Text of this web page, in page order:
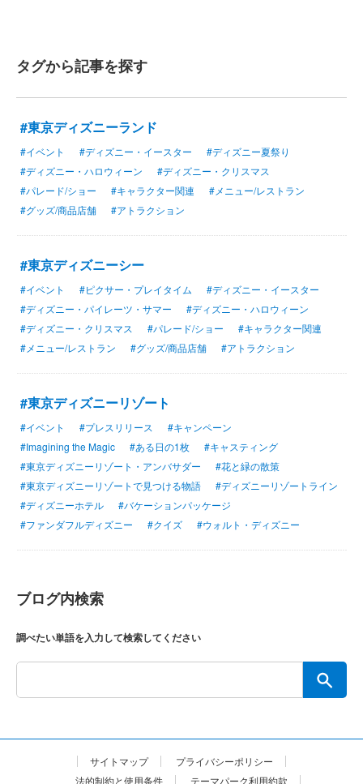
タグから記事を探す
#東京ディズニーランド
#イベント #ディズニー・イースター
#ディズニー夏祭り
#ディズニー・ハロウィーン
#ディズニー・クリスマス
#パレード/ショー
#キャラクター関連
#メニュー/レストラン
#グッズ/商品店舗
#アトラクション
#東京ディズニーシー
#イベント #ピクサー・プレイタイム
#ディズニー・イースター
#ディズニー・パイレーツ・サマー
#ディズニー・ハロウィーン
#ディズニー・クリスマス
#パレード/ショー
#キャラクター関連
#メニュー/レストラン
#グッズ/商品店舗 #アトラクション
#東京ディズニーリゾート
#イベント #プレスリリース
#キャンペーン
#Imagining the Magic
#ある日の1枚
#キャスティング
#東京ディズニーリゾート・アンバサダー
#花と緑の散策
#東京ディズニーリゾートで見つける物語
#ディズニーリゾートライン
#ディズニーホテル
#バケーションパッケージ
#ファンダフルディズニー
#クイズ #ウォルト・ディズニー
ブログ内検索
調べたい単語を入力して検索してください
サイトマップ
プライバシーポリシー
法的制約と使用条件
テーマパーク利用約款